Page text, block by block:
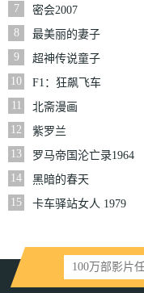
7
密会2007
8
最美丽的妻子
9
超神传说童子
10
F1：狂飙飞车
11
北斋漫画
12
紫罗兰
13
罗马帝国沦亡录1964
14
黑暗的春天
15
卡车驿站女人 1979